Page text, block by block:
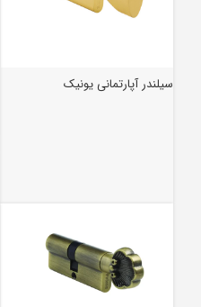
سیلندر آپارتمانی یونیک